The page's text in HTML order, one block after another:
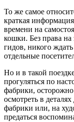
То же самое
краткая
времени на
кошки. Без права на
гидов, никого
отдельные
Но и в такой
прогуляться по
фабрики, осторожно
осмотреть в
фабрики или, на
предаться